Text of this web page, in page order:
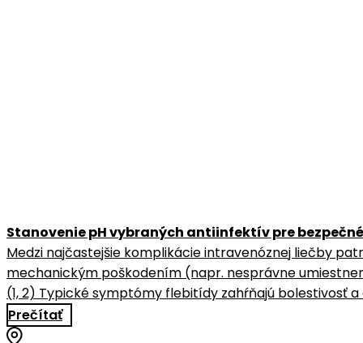
Stanovenie pH vybraných antiinfektív pre
Medzi najčastejšie komplikácie intravenóznej liečby
mechanickým poškodením (napr. nesprávne
(1, 2) Typické symptómy flebitídy zahŕňajú bolestivosť
Prečítať